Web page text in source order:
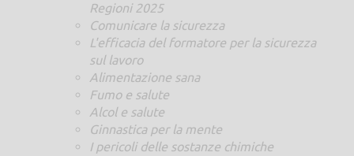
Regioni 2025
Comunicare la sicurezza
L'efficacia del formatore per la sicurezza
sul lavoro
Alimentazione sana
Fumo e salute
Alcol e salute
Ginnastica per la mente
I pericoli delle sostanze chimiche